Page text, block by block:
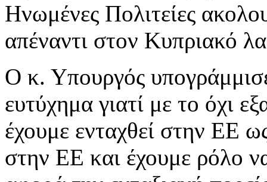
Ηνωμένες Πολιτείες
απέναντι στον Κυπριακό
Ο κ. Υπουργός
ευτύχημα γιατί με το όχι
έχουμε ενταχθεί στην ΕΕ
στην ΕΕ και έχουμε ρόλο